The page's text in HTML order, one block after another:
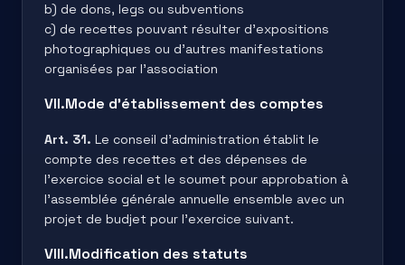
b) de dons, legs ou subventions
c) de recettes pouvant résulter d’expositions
photographiques ou d’autres manifestations
organisées par l’association
VII.Mode d’établissement des comptes
Art. 31. Le conseil d’administration établit le
compte des recettes et des dépenses de
l’exercice social et le soumet pour approbation à
l’assemblée générale annuelle ensemble avec un
projet de budjet pour l’exercice suivant.
VIII.Modification des statuts